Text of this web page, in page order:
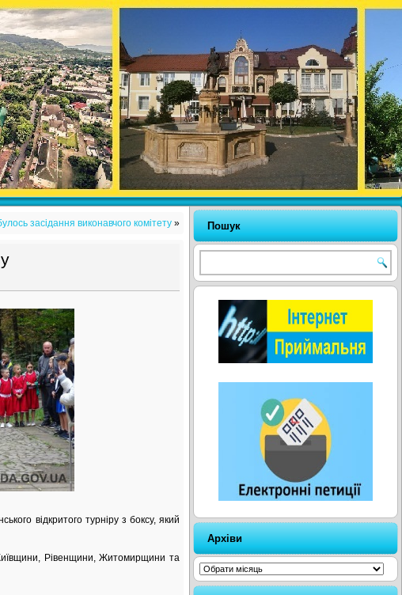
засідання виконавчого комітету »
відкритого турніру з боксу, який
Рівенщини, Житомирщини та
Пошук
Архіви
Архіви